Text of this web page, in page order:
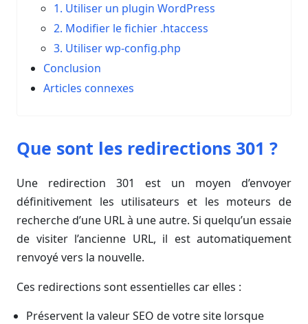
1. Utiliser un plugin WordPress
2. Modifier le fichier .htaccess
3. Utiliser wp-config.php
Conclusion
Articles connexes
Que sont les redirections 301 ?
Une redirection 301 est un moyen d’envoyer
définitivement les utilisateurs et les moteurs de
recherche d’une URL à une autre. Si quelqu’un essaie
de visiter l’ancienne URL, il est automatiquement
renvoyé vers la nouvelle.
Ces redirections sont essentielles car elles :
Préservent la valeur SEO de votre site lorsque